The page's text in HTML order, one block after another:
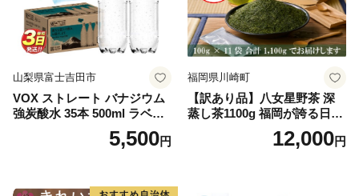
山梨県富士吉田市
VOX ストレート バナジウム
強炭酸水 35本 500ml ラベル
レス【富士吉田市限定カート
5,500円
福岡県川崎町
【訳あり品】八女星野茶 深
蒸し茶1100g 福岡が誇る日本
茶_ 訳アリ 常温 お茶 茶袋 常
備品 おちゃ ocha 茶葉 緑茶
12,000円